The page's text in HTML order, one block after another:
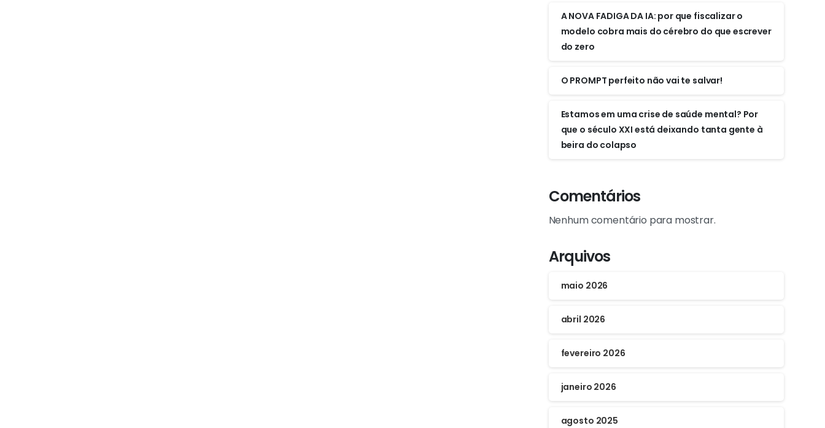
A NOVA FADIGA DA IA: por que fiscalizar o
modelo cobra mais do cérebro do que escrever
do zero
O PROMPT perfeito não vai te salvar!
Estamos em uma crise de saúde mental? Por
que o século XXI está deixando tanta gente à
beira do colapso
Comentários
Nenhum comentário para mostrar.
Arquivos
maio 2026
abril 2026
fevereiro 2026
janeiro 2026
agosto 2025